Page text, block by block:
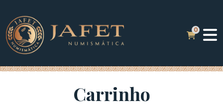
Carrinho